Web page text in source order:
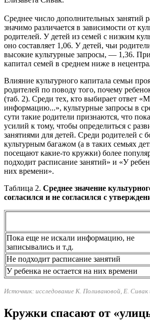
Среднее число дополнительных занятий
значимо различается в зависимости от
родителей. У детей из семей с низким
оно составляет 1,06. У детей, чьи
высокие культурные запросы, — 1,36.
капитал семей в среднем ниже в
Влияние культурного капитала семьи
родителей по поводу того, почему
(таб. 2). Среди тех, кто выбирает ответ
информацию...», культурные запросы в
сути такие родители признаются, что
усилий к тому, чтобы определиться с
занятиями для детей. Среди родителей с
культурным багажом (а в таких семьях
посещают какие-то кружки) более
подходит расписание занятий» и «У
них времени».
Таблица 2. Среднее значение
согласился и не согласился с
Пока еще не искали информацию, не
записывались и т.д.
Не подходит расписание занятий
У ребенка не остается на них времени
Источник: исследование К. Поливановой, Е.
Кружки спасают от